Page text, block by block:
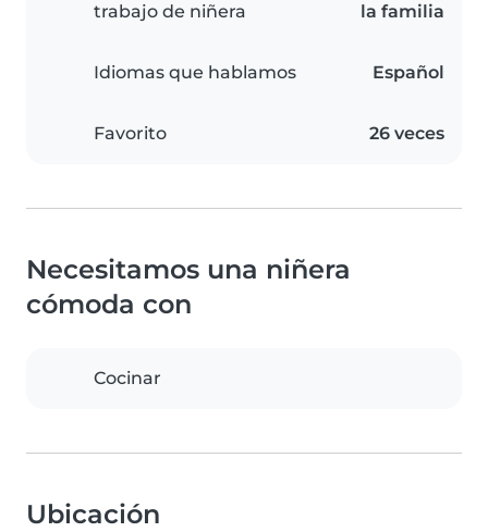
trabajo de niñera
la familia
Idiomas que hablamos Español
Favorito 26 veces
Necesitamos una niñera
cómoda con
Cocinar
Ubicación